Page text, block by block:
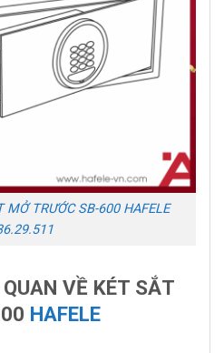
MỞ TRƯỚC SB-600 HAFELE
VỀ KÉT SẮT
HAFELE